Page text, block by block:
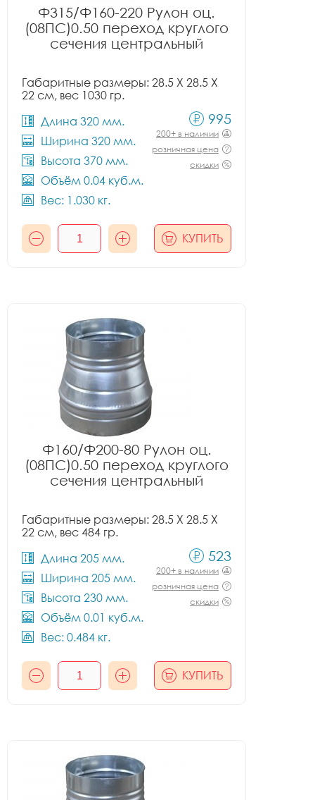
Ф315/Ф160-220 Рулон оц.
(08ПС)0.50 переход круглого
сечения центральный
Габаритные размеры: 28.5 X 28.5 X
22 см, вес 1030 гр.
Длина 320 мм.
Ширина 320 мм.
Высота 370 мм.
Объём 0.04 куб.м.
Вес: 1.030 кг.
995
200+ в наличии
розничная цена
скидки
КУПИТЬ
Ф160/Ф200-80 Рулон оц.
(08ПС)0.50 переход круглого
сечения центральный
Габаритные размеры: 28.5 X 28.5 X
22 см, вес 484 гр.
Длина 205 мм.
Ширина 205 мм.
Высота 230 мм.
Объём 0.01 куб.м.
Вес: 0.484 кг.
523
200+ в наличии
розничная цена
скидки
КУПИТЬ